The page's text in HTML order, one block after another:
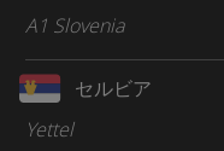
A1 Slovenia
セルビア
Yettel